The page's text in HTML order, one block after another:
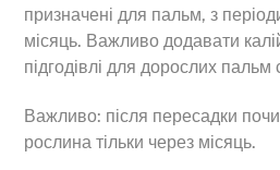
призначені для пальм, з
місяць. Важливо додавати
підгодівлі для дорослих пальм
Важливо: після пересадки
рослина тільки через місяць.